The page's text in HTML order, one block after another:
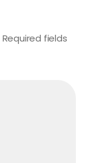
Required fields